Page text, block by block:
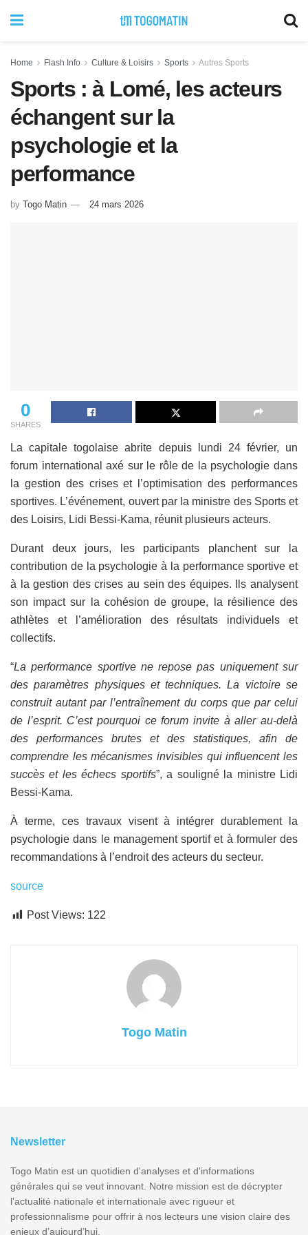
Home Flash Info Culture & Loisirs Sports Autres Sports
Sports : à Lomé, les acteurs
échangent sur la
psychologie et la
performance
by Togo Matin 24 mars 2026
0
SHARES
La capitale togolaise abrite depuis lundi 24 février, un
forum international axé sur le rôle de la psychologie dans
la gestion des crises et l’optimisation des performances
sportives. L’événement, ouvert par la ministre des Sports et
des Loisirs, Lidi Bessi-Kama, réunit plusieurs acteurs.
Durant deux jours, les participants planchent sur la
contribution de la psychologie à la performance sportive et
à la gestion des crises au sein des équipes. Ils analysent
son impact sur la cohésion de groupe, la résilience des
athlètes et l’amélioration des résultats individuels et
collectifs.
“La performance sportive ne repose pas uniquement sur
des paramètres physiques et techniques. La victoire se
construit autant par l’entraînement du corps que par celui
de l’esprit. C’est pourquoi ce forum invite à aller au-delà
des performances brutes et des statistiques, afin de
comprendre les mécanismes invisibles qui influencent les
succès et les échecs sportifs”, a souligné la ministre Lidi
Bessi-Kama.
À terme, ces travaux visent à intégrer durablement la
psychologie dans le management sportif et à formuler des
recommandations à l’endroit des acteurs du secteur.
source
Post Views: 122
Togo Matin
Newsletter
Togo Matin est un quotidien d'analyses et d'informations
générales qui se veut innovant. Notre mission est de décrypter
l'actualité nationale et internationale avec rigueur et
professionnalisme pour offrir à nos lecteurs une vision claire des
enjeux d’aujourd’hui.